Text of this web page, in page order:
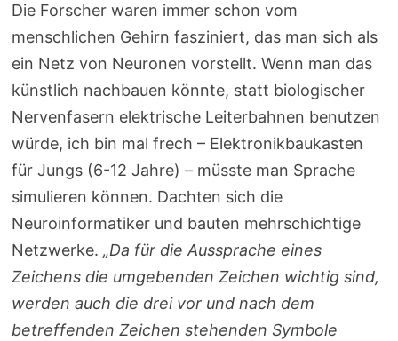
Die Forscher waren immer schon vom
menschlichen Gehirn fasziniert, das man sich als
ein Netz von Neuronen vorstellt. Wenn man das
künstlich nachbauen könnte, statt biologischer
Nervenfasern elektrische Leiterbahnen benutzen
würde, ich bin mal frech – Elektronikbaukasten
für Jungs (6-12 Jahre) – müsste man Sprache
simulieren können. Dachten sich die
Neuroinformatiker und bauten mehrschichtige
Netzwerke.„Da für die Aussprache eines
Zeichens die umgebenden Zeichen wichtig sind,
werden auch die drei vor und nach dem
betreffenden Zeichen stehenden Symbole